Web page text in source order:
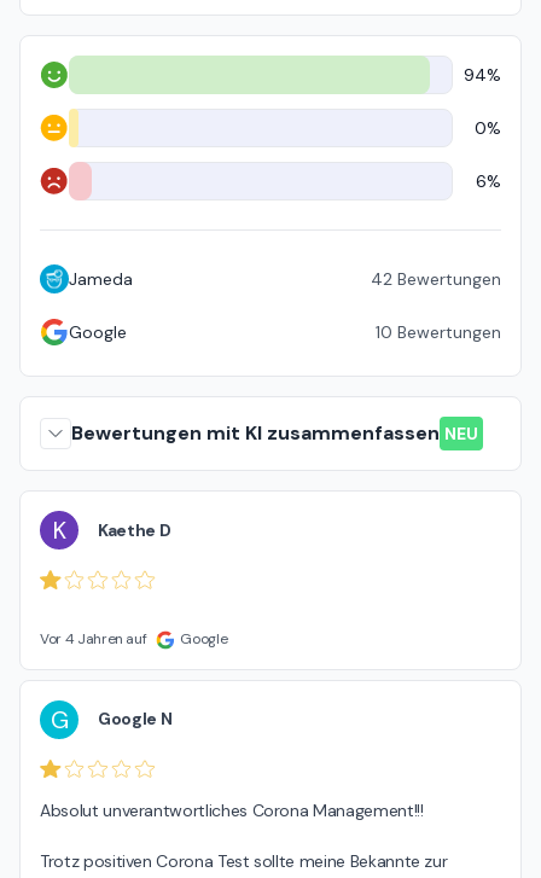
Positiv 94%
Neutral 0%
Negativ 6%
Jameda 42 Bewertungen
Google 10 Bewertungen
Bewertungen mit KI zusammenfassen NEU
K Kaethe D
Vor 4 Jahren auf Google
G Google N
Absolut unverantwortliches Corona Management!!!
Trotz positiven Corona Test sollte meine Bekannte zur